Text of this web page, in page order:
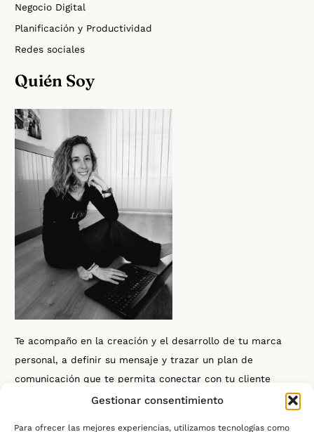
Gestionar consentimiento
Para ofrecer las mejores experiencias, utilizamos tecnologías como
Negocio Digital
Planificación y Productividad
Redes sociales
Quién Soy
Te acompaño en la creación y el desarrollo de tu marca
personal, a definir su mensaje y trazar un plan de
comunicación que te permita conectar con tu cliente
ideal, amplificar la voz de tu marca y con ello, impulsar tu